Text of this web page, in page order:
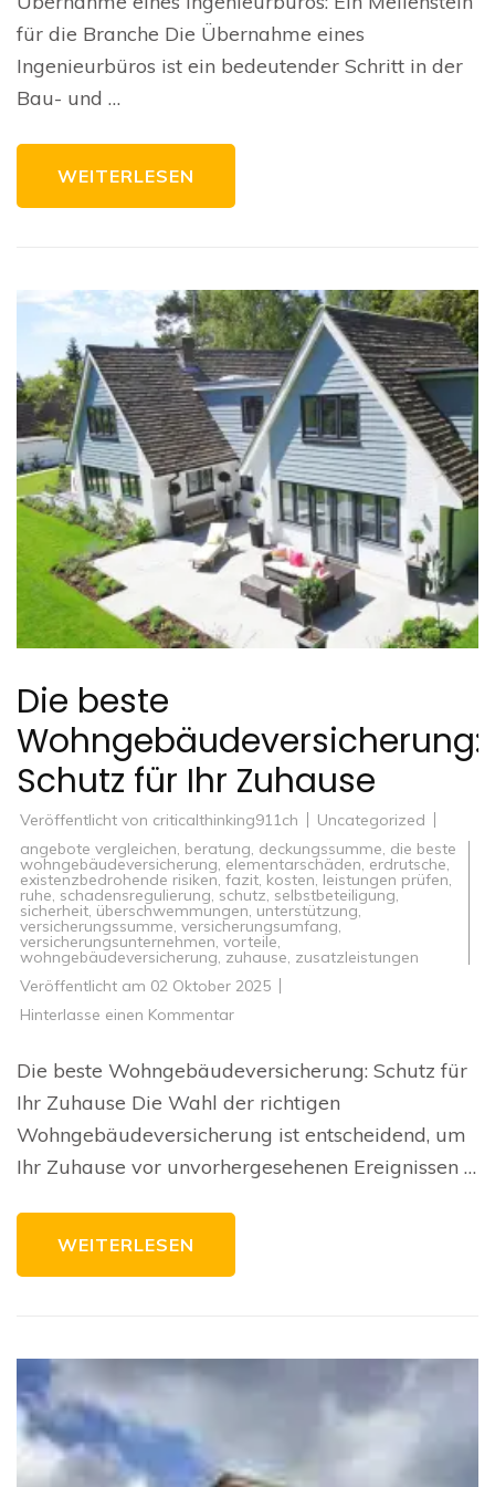
renommierten
Ingenieurbüros:
Ein
in
für die Branche Die Übernahme eines
Ingenieurbüros ist ein bedeutender Schritt in der
Bau- und …
WEITERLESEN
Die beste
Wohngebäudeversicherung:
Schutz für Ihr Zuhause
Veröffentlicht von criticalthinking911ch
Uncategorized
angebote vergleichen, beratung, deckungssumme, die beste
wohngebäudeversicherung, elementarschäden, erdrutsche,
existenzbedrohende risiken, fazit, kosten, leistungen prüfen,
ruhe, schadensregulierung, schutz, selbstbeteiligung,
sicherheit, überschwemmungen, unterstützung,
versicherungssumme, versicherungsumfang,
versicherungsunternehmen, vorteile,
wohngebäudeversicherung, zuhause, zusatzleistungen
Veröffentlicht am 02 Oktober 2025
Hinterlasse einen Kommentarzu
Wohngebäudeversicherung:
Schutz
für
Ihr
Die beste Wohngebäudeversicherung: Schutz für
Ihr Zuhause Die Wahl der richtigen
Wohngebäudeversicherung ist entscheidend, um
Ihr Zuhause vor unvorhergesehenen Ereignissen …
WEITERLESEN